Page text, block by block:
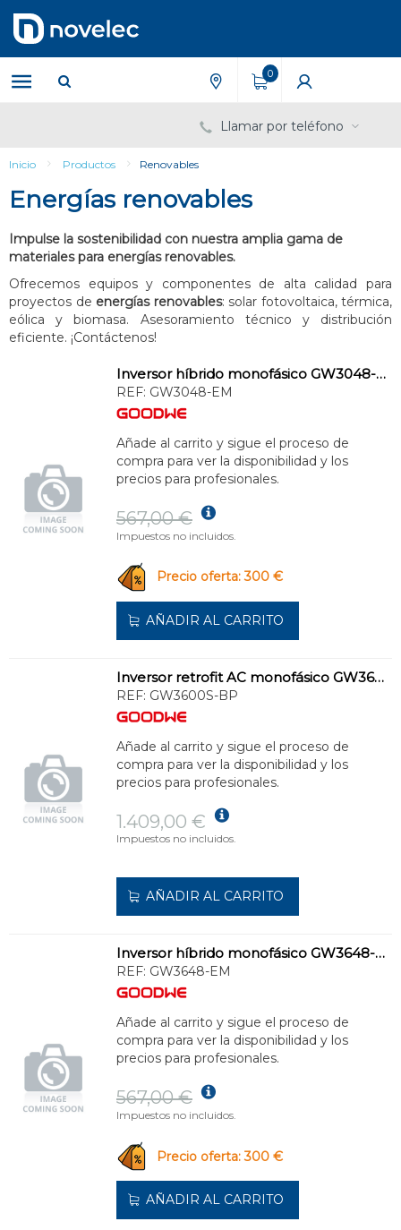
contenido
menú
de
navegación
0
Llamar por teléfono
Inicio Productos Renovables
Energías renovables
Impulse la sostenibilidad con nuestra amplia gama de
materiales para energías renovables.
Ofrecemos equipos y componentes de alta calidad para
proyectos de energías renovables: solar fotovoltaica, térmica,
eólica y biomasa. Asesoramiento técnico y distribución
eficiente. ¡Contáctenos!
Inversor híbrido monofásico GW3048-EM
REF: GW3048-EM
Añade al carrito y sigue el proceso de
compra para ver la disponibilidad y los
precios para profesionales.
567,00 €
Impuestos no incluidos.
Precio oferta: 300 €
AÑADIR AL CARRITO
Inversor retrofit AC monofásico GW3600S-BP
REF: GW3600S-BP
Añade al carrito y sigue el proceso de
compra para ver la disponibilidad y los
precios para profesionales.
1.409,00 €
Impuestos no incluidos.
AÑADIR AL CARRITO
Inversor híbrido monofásico GW3648-EM
REF: GW3648-EM
Añade al carrito y sigue el proceso de
compra para ver la disponibilidad y los
precios para profesionales.
567,00 €
Impuestos no incluidos.
Precio oferta: 300 €
AÑADIR AL CARRITO